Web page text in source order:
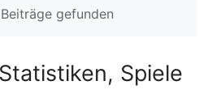
gefunden
Spiele